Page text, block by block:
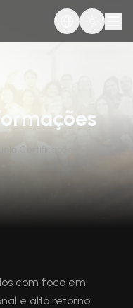
Certificação ·
com foco em
e alto retorno